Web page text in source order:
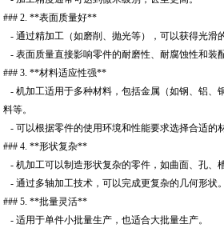
### 2. **表面质量好**
- 通过精加工（如磨削、抛光等），可以获得光滑
- 表面质量直接影响零件的耐磨性、耐腐蚀性和装
### 3. **材料适应性强**
- 机加工适用于多种材料，包括金属（如钢、铝、
料等。
- 可以根据零件的使用环境和性能要求选择合适的
### 4. **形状复杂**
- 机加工可以制造形状复杂的零件，如曲面、孔、
- 通过多轴加工技术，可以完成更复杂的几何形状。
### 5. **批量灵活**
- 适用于单件小批量生产，也适合大批量生产。